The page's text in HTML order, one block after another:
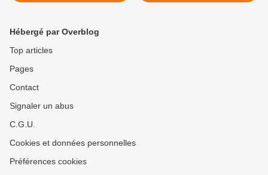
Hébergé par Overblog
Top articles
Pages
Contact
Signaler un abus
C.G.U.
Cookies et données personnelles
Préférences cookies